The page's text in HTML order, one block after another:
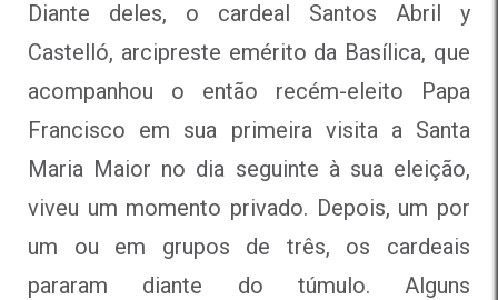
Diante deles, o cardeal Santos Abril y
Castelló, arcipreste emérito da Basílica, que
acompanhou o então recém-eleito Papa
Francisco em sua primeira visita a Santa
Maria Maior no dia seguinte à sua eleição,
viveu um momento privado. Depois, um por
um ou em grupos de três, os cardeais
pararam diante do túmulo. Alguns